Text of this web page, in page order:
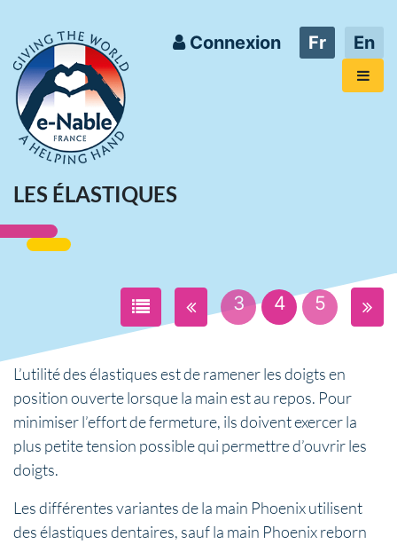
Connexion Fr En
LES ÉLASTIQUES
3 4 5
L’utilité des élastiques est de ramener les doigts en
position ouverte lorsque la main est au repos. Pour
minimiser l’effort de fermeture, ils doivent exercer la
plus petite tension possible qui permettre d’ouvrir les
doigts.
Les différentes variantes de la main Phoenix utilisent
des élastiques dentaires, sauf la main Phoenix reborn